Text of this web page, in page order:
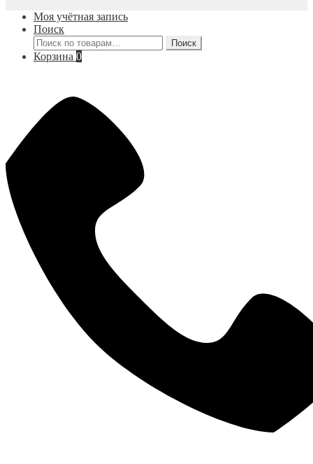
Моя учётная запись
Поиск
Искать:
Поиск
Корзина 0